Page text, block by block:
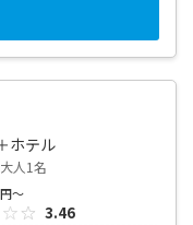
ホテル
人1名
円～
3.46